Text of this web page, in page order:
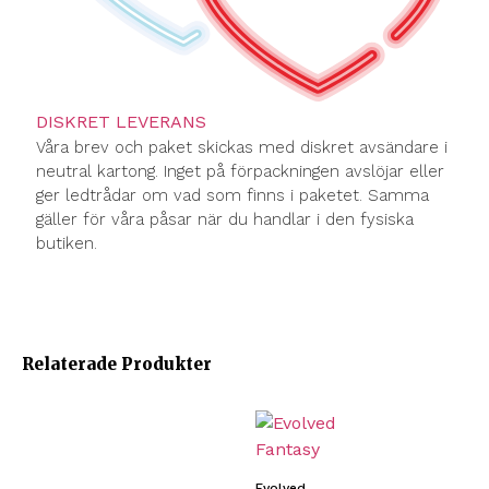
DISKRET LEVERANS
Våra brev och paket skickas med diskret avsändare i
neutral kartong. Inget på förpackningen avslöjar eller
ger ledtrådar om vad som finns i paketet. Samma
gäller för våra påsar när du handlar i den fysiska
butiken.
Relaterade Produkter